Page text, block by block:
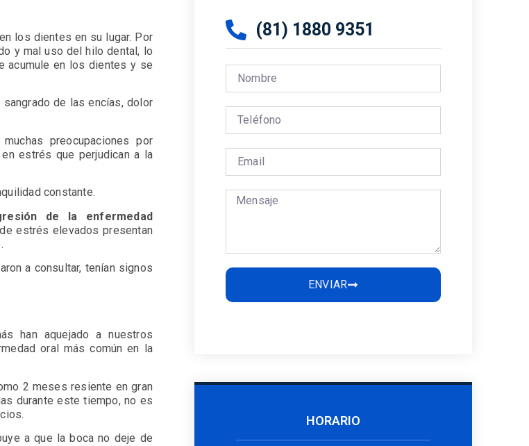
los dientes en su lugar. Por
y mal uso del hilo dental, lo
acumule en los dientes y se
de las encías, dolor
preocupaciones por
estrés que perjudican a la
constante.
de la enfermedad
estrés elevados presentan
a consultar, tenían signos
han aquejado a nuestros
oral más común en la
2 meses resiente en gran
durante este tiempo, no es
a que la boca no deje de
(81) 1880 9351
ENVIAR
HORARIO